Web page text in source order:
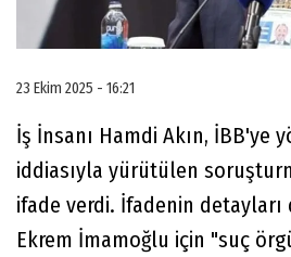
23 Ekim 2025 - 16:21
İş İnsanı Hamdi Akın, İBB'ye
iddiasıyla yürütülen
ifade verdi. İfadenin detayları
Ekrem İmamoğlu için "suç